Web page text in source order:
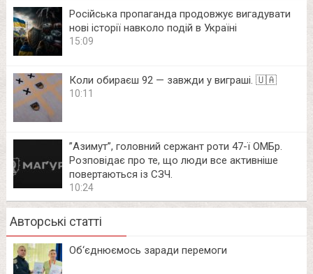
Російська пропаганда продовжує вигадувати
нові історії навколо подій в Україні
15:09
Коли обираєш 92 — завжди у виграші. 🇺🇦
10:11
⁨”Азимут”, головний сержант роти 47-ї ОМБр.
Розповідає про те, що люди все активніше
повертаються із СЗЧ.
10:24
Авторські статті
Об‘єднюємось заради перемоги